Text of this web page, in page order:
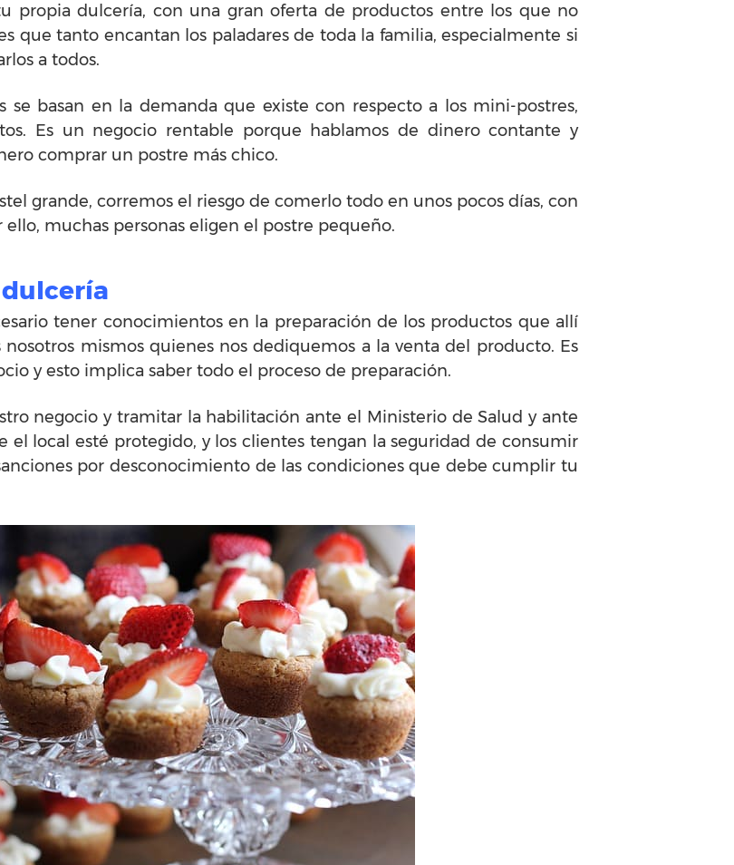
propia dulcería, con una gran oferta de productos entre los que no
que tanto encantan los paladares de toda la familia, especialmente si
a todos.
se basan en la demanda que existe con respecto a los mini-postres,
Es un negocio rentable porque hablamos de dinero contante y
comprar un postre más chico.
grande, corremos el riesgo de comerlo todo en unos pocos días, con
muchas personas eligen el postre pequeño.
tener conocimientos en la preparación de los productos que allí
mismos quienes nos dediquemos a la venta del producto. Es
y esto implica saber todo el proceso de preparación.
negocio y tramitar la habilitación ante el Ministerio de Salud y ante
el local esté protegido, y los clientes tengan la seguridad de consumir
por desconocimiento de las condiciones que debe cumplir tu